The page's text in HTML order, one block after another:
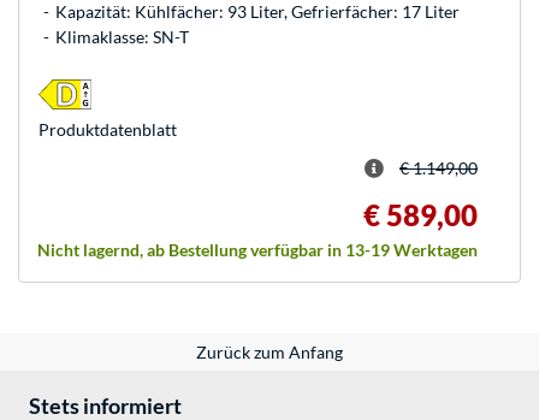
Kapazität: Kühlfächer: 93 Liter, Gefrierfächer: 17 Liter
Klimaklasse: SN-T
€ 1.149,00
€ 589,00
Nicht lagernd, ab Bestellung verfügbar in 13-19 Werktagen
Produkt­datenblatt
Zurück zum Anfang
Stets informiert